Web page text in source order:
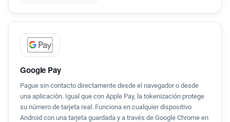
Google Pay
Pague sin contacto directamente desde el navegador o desde
una aplicación. Igual que con Apple Pay, la tokenización protege
su número de tarjeta real. Funciona en cualquier dispositivo
Android con una tarjeta guardada y a través de Google Chrome en